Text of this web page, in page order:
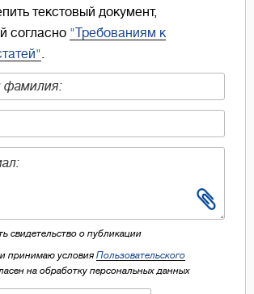
текстовый документ,
согласно "Требованиям к
свидетельство о публикации
принимаю условия Пользовательского
на обработку персональных данных